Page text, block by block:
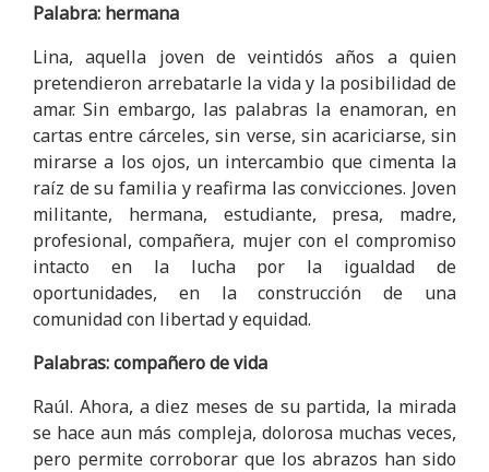
Palabra: hermana
Lina, aquella joven de veintidós años a quien
pretendieron arrebatarle la vida y la posibilidad de
amar. Sin embargo, las palabras la enamoran, en
cartas entre cárceles, sin verse, sin acariciarse, sin
mirarse a los ojos, un intercambio que cimenta la
raíz de su familia y reafirma las convicciones. Joven
militante, hermana, estudiante, presa, madre,
profesional, compañera, mujer con el compromiso
intacto en la lucha por la igualdad de
oportunidades, en la construcción de una
comunidad con libertad y equidad.
Palabras: compañero de vida
Raúl. Ahora, a diez meses de su partida, la mirada
se hace aun más compleja, dolorosa muchas veces,
pero permite corroborar que los abrazos han sido